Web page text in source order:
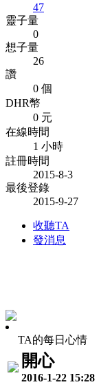
47
靈子量
0
想子量
26
讚
0 個
DHR幣
0 元
在線時間
1 小時
註冊時間
2015-8-3
最後登錄
2015-9-27
收聽TA
發消息
TA的每日心情
開心
2016-1-22 15:28